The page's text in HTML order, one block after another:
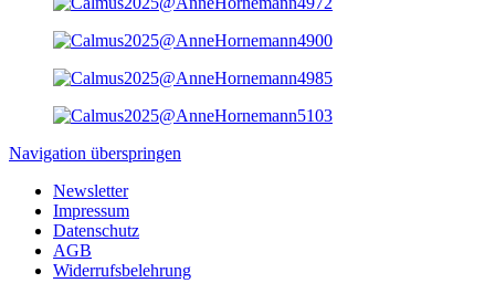
Navigation überspringen
Newsletter
Impressum
Datenschutz
AGB
Widerrufsbelehrung